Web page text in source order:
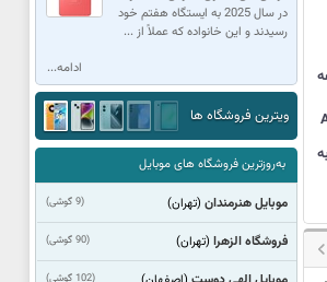
در سال 2025 به ایستگاه هفتم خود
رسید‌‌ند و این خانواده که عملاً از ...
ادامه...
ویترین فروشگاه ها
به‌روزترین فروشگاه های موبایل
(9 گوشی) موبایل هنرمندان (تهران)
(90 گوشی) فروشگاه الزهرا (تهران)
(102 گوشی)